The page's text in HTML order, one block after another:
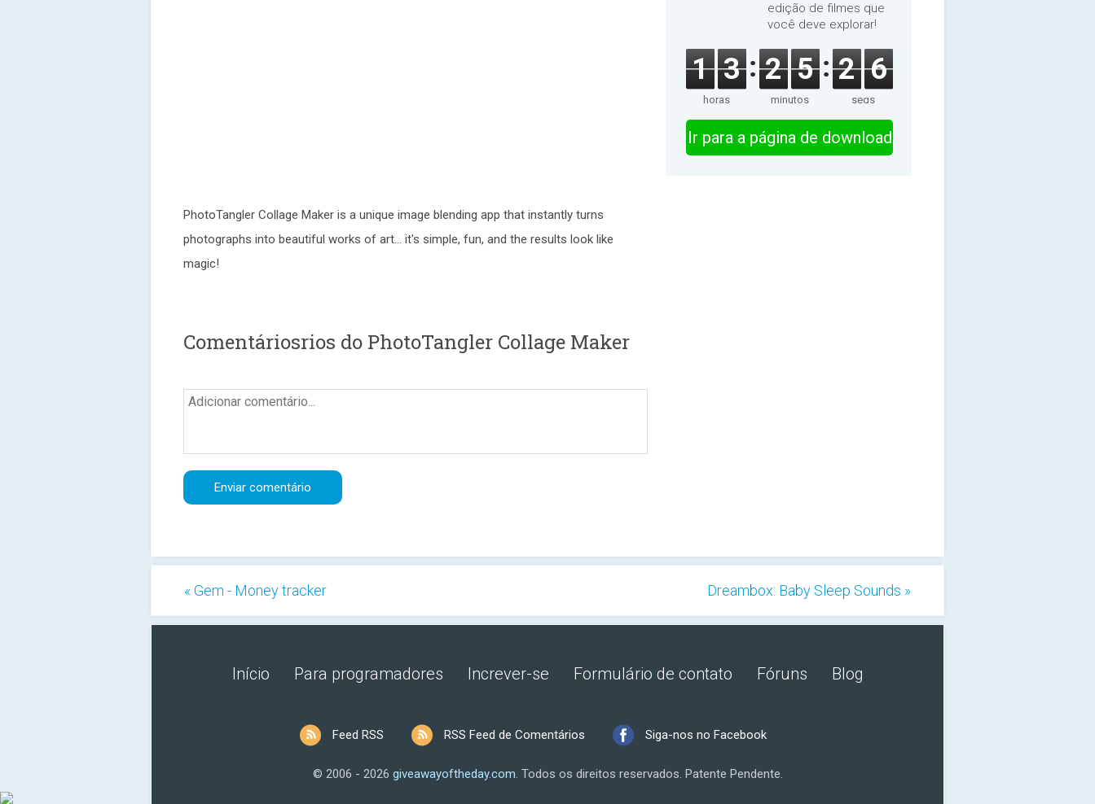
PhotoTangler Collage Maker is a unique image blending app that instantly turns
photographs into beautiful works of art... it's simple, fun, and the results look like
magic!
Comentáriosrios do PhotoTangler Collage Maker
edição de filmes que
você deve explorar!
1 3
horas
2 5
minutos
2 5
segs
Ir para a página de download
« Gem - Money tracker Dreambox: Baby Sleep Sounds »
Início Para programadores Increver-se Formulário de contato Fóruns Blog
Feed RSS RSS Feed de Comentários Siga-nos no Facebook
© 2006 - 2026 giveawayoftheday.com. Todos os direitos reservados. Patente Pendente.